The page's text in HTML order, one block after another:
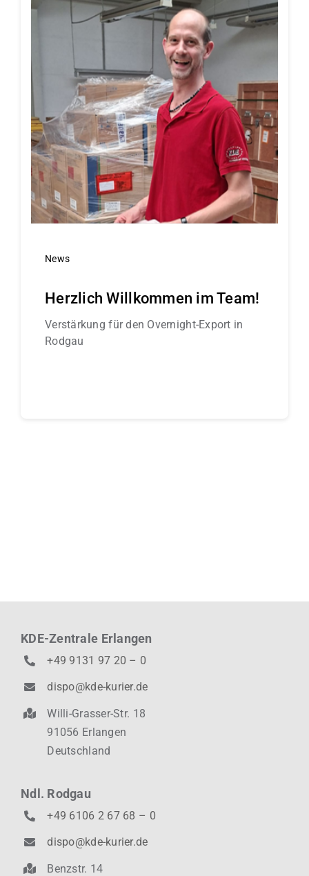
News
Herzlich Willkommen im Team!
Verstärkung für den Overnight-Export in
Rodgau
KDE-Zentrale Erlangen
+49 9131 97 20 – 0
dispo@kde-kurier.de
Willi-Grasser-Str. 18
91056 Erlangen
Deutschland
Ndl. Rodgau
+49 6106 2 67 68 – 0
dispo@kde-kurier.de
Benzstr. 14